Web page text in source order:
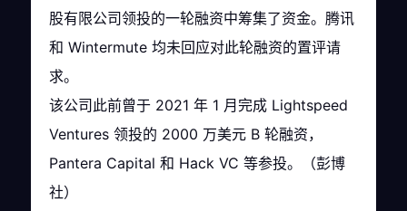
股有限公司领投的一轮融资中筹集了资金。腾讯
和 Wintermute 均未回应对此轮融资的置评请
求。
该公司此前曾于 2021 年 1 月完成 Lightspeed
Ventures 领投的 2000 万美元 B 轮融资，
Pantera Capital 和 Hack VC 等参投。（彭博
社）